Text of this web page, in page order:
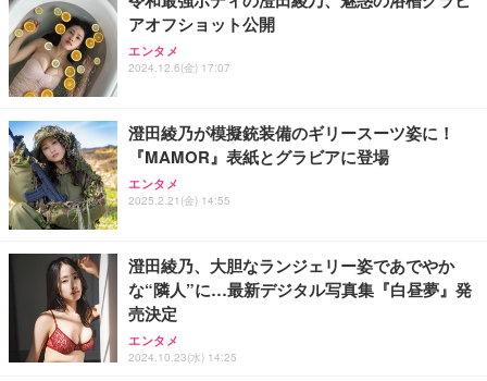
アオフショット公開
エンタメ
2024.12.6(金) 17:07
澄田綾乃が模擬銃装備のギリースーツ姿に！
『MAMOR』表紙とグラビアに登場
エンタメ
2025.2.21(金) 14:55
澄田綾乃、大胆なランジェリー姿であでやか
な“隣人”に…最新デジタル写真集『白昼夢』発
売決定
エンタメ
2024.10.23(水) 14:25